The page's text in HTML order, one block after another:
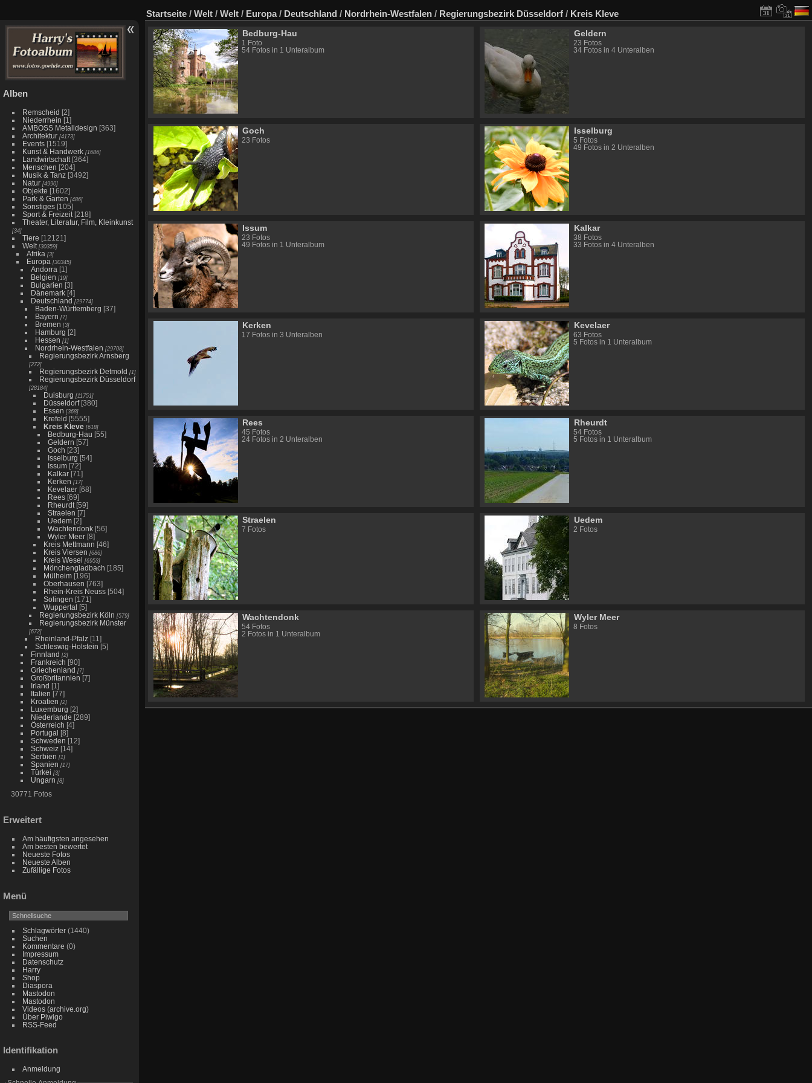
Alben
Remscheid [2]
Niederrhein [1]
AMBOSS Metalldesign [363]
Architektur [4173]
Events [1519]
Kunst & Handwerk [1686]
Landwirtschaft [364]
Menschen [204]
Musik & Tanz [3492]
Natur [4990]
Objekte [1602]
Park & Garten [486]
Sonstiges [105]
Sport & Freizeit [218]
Theater, Literatur, Film, Kleinkunst
[34]
Tiere [12121]
Welt [30359]
Afrika [3]
Europa [30345]
Andorra [1]
Belgien [19]
Bulgarien [3]
Dänemark [4]
Deutschland [29774]
Baden-Württemberg [37]
Bayern [7]
Bremen [3]
Hamburg [2]
Hessen [1]
Nordrhein-Westfalen [29708]
Regierungsbezirk Arnsberg
[272]
Regierungsbezirk Detmold [1]
Regierungsbezirk Düsseldorf
[28184]
Duisburg [11751]
Düsseldorf [380]
Essen [368]
Krefeld [5555]
Kreis Kleve [618]
Bedburg-Hau [55]
Geldern [57]
Goch [23]
Isselburg [54]
Issum [72]
Kalkar [71]
Kerken [17]
Kevelaer [68]
Rees [69]
Rheurdt [59]
Straelen [7]
Uedem [2]
Wachtendonk [56]
Wyler Meer [8]
Kreis Mettmann [46]
Kreis Viersen [686]
Kreis Wesel [6953]
Mönchengladbach [185]
Mülheim [196]
Oberhausen [763]
Rhein-Kreis Neuss [504]
Solingen [171]
Wuppertal [5]
Regierungsbezirk Köln [579]
Regierungsbezirk Münster
[672]
Rheinland-Pfalz [11]
Schleswig-Holstein [5]
Finnland [2]
Frankreich [90]
Griechenland [7]
Großbritannien [7]
Irland [1]
Italien [77]
Kroatien [2]
Luxemburg [2]
Niederlande [289]
Österreich [4]
Portugal [8]
Schweden [12]
Schweiz [14]
Serbien [1]
Spanien [17]
Türkei [3]
Ungarn [8]
30771 Fotos
Erweitert
Am häufigsten angesehen
Am besten bewertet
Neueste Fotos
Neueste Alben
Zufällige Fotos
Menü
Schlagwörter(1440)
Suchen
Kommentare (0)
Impressum
Datenschutz
Harry
Shop
Diaspora
Mastodon
Mastodon
Videos (archive.org)
Über Piwigo
RSS-Feed
Identifikation
Anmeldung
Startseite / Welt / Welt / Europa/ Deutschland / Nordrhein-Westfalen / Regierungsbezirk Düsseldorf / Kreis Kleve
Bedburg-Hau
1 Foto
54 Fotos in 1 Unteralbum
Geldern
23 Fotos
34 Fotos in 4 Unteralben
Goch
23 Fotos
Isselburg
5 Fotos
49 Fotos in 2 Unteralben
Issum
23 Fotos
49 Fotos in 1 Unteralbum
Kalkar
38 Fotos
33 Fotos in 4 Unteralben
Kerken
17 Fotos in 3 Unteralben
Kevelaer
63 Fotos
5 Fotos in 1 Unteralbum
Rees
45 Fotos
24 Fotos in 2 Unteralben
Rheurdt
54 Fotos
5 Fotos in 1 Unteralbum
Straelen
7 Fotos
Uedem
2 Fotos
Wachtendonk
54 Fotos
2 Fotos in 1 Unteralbum
Wyler Meer
8 Fotos